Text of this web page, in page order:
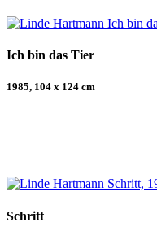
Ich bin das Tier
1985, 104 x 124 cm
Schritt